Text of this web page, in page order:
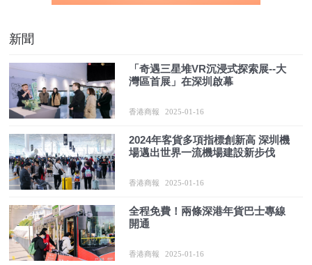
新聞
「奇遇三星堆VR沉浸式探索展--大
灣區首展」在深圳啟幕
香港商報 2025-01-16
2024年客貨多項指標創新高 深圳機
場邁出世界一流機場建設新步伐
香港商報 2025-01-16
全程免費！兩條深港年貨巴士專線
開通
香港商報 2025-01-16